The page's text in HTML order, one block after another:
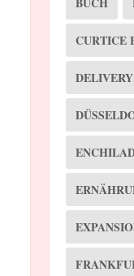
CURTICE
DELIVERY